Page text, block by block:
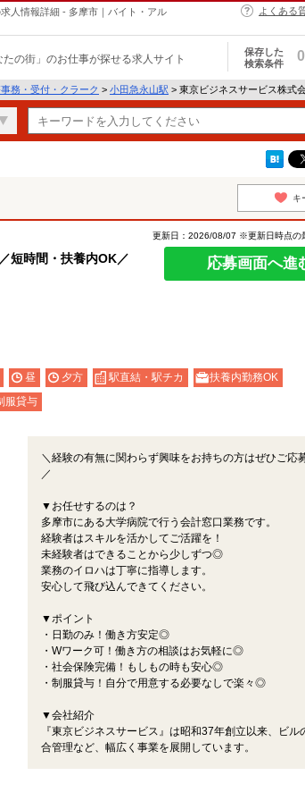
人情報詳細 - 多摩市｜バイト・アル
よくある
たの街」のお仕事が探せる求人サイト
保存した
検索条件
0
務・受付・クラーク > 小田急永山駅 > 東京ビジネスサービス株
キ
短時間・扶養内OK／
更新日：2026/08/07 ※更新日時点の
応募画面へ進
昼 夕方 駅直結・駅チカ
扶養内勤務OK
服貸与
＼経験の有無に関わらず興味をお持ちの方はぜひご応
／
▼お任せするのは？
多摩市にある大学病院で行う会計窓口業務です。
経験者はスキルを活かしてご活躍を！
未経験者はできることから少しずつ◎
業務のイロハは丁寧に指導します。
安心して飛び込んできてください。
▼ポイント
・日勤のみ！働き方安定◎
・Wワーク可！働き方の相談はお気軽に◎
・社会保険完備！もしもの時も安心◎
・制服貸与！自分で用意する必要なしで楽々◎
▼会社紹介
『東京ビジネスサービス』は昭和37年創立以来、ビル
合管理など、幅広く事業を展開しています。